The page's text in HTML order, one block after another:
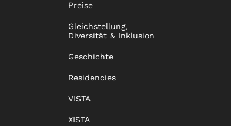
Preise
Gleichstellung,
Diversität & Inklusion
Geschichte
Residencies
VISTA
XISTA